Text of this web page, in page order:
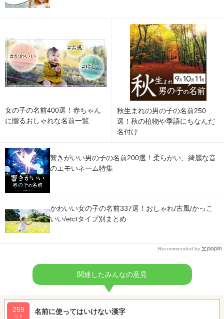
女の子の名前400選！赤ちゃん
に贈るおしゃれな名前一覧
秋生まれの男の子の名前250
選！秋の植物や季語にちなんだ
名付け
響きがいい男の子の名前200選！柔らかい、綺麗な音
のエモいネーム特集
かわいい女の子の名前337選！おしゃれ/古風/かっこ
いい/etctタイプ別まとめ
Recommended by
関連したみんなの意見
259
コメ
名前に使ってはいけない漢字